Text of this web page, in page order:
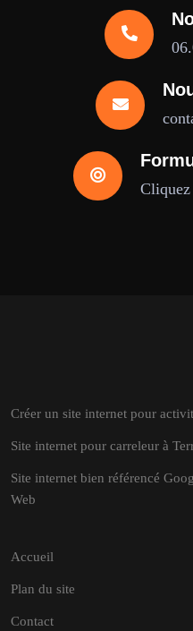
Cliquez
Créer un site internet pour
Site internet pour carreleur à
Site internet bien référencé
Web
Accueil
Plan du site
Contact